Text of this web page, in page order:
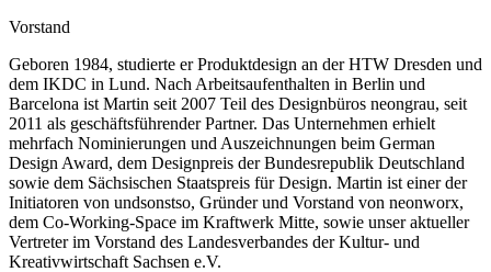
Vorstand
Geboren 1984, studierte er Produktdesign an der HTW Dresden und
dem IKDC in Lund. Nach Arbeitsaufenthalten in Berlin und
Barcelona ist Martin seit 2007 Teil des Designbüros neongrau, seit
2011 als geschäftsführender Partner. Das Unternehmen erhielt
mehrfach Nominierungen und Auszeichnungen beim German
Design Award, dem Designpreis der Bundesrepublik Deutschland
sowie dem Sächsischen Staatspreis für Design. Martin ist einer der
Initiatoren von undsonstso, Gründer und Vorstand von neonworx,
dem Co-Working-Space im Kraftwerk Mitte, sowie unser aktueller
Vertreter im Vorstand des Landesverbandes der Kultur- und
Kreativwirtschaft Sachsen e.V.